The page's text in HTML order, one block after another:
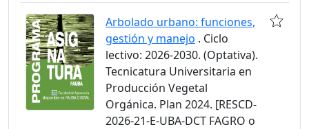
Arbolado urbano: funciones,
gestión y manejo . Ciclo
lectivo: 2026-2030. (Optativa).
Tecnicatura Universitaria en
Producción Vegetal
Orgánica. Plan 2024. [RESCD-
2026-21-E-UBA-DCT FAGRO o